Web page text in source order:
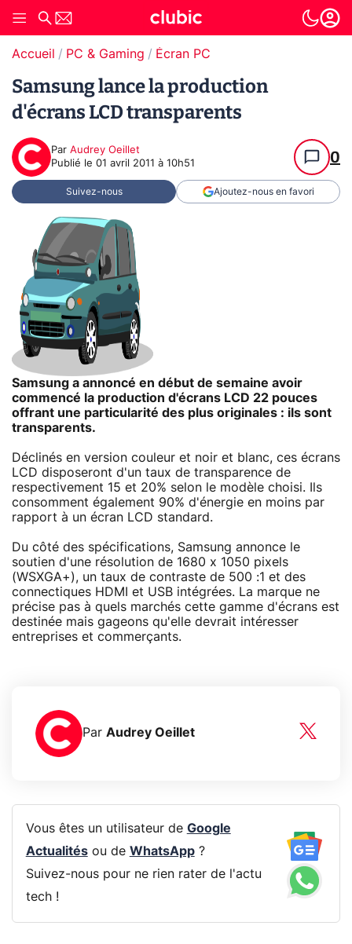
Accueil PC & Gaming Écran PC
Samsung lance la production
d'écrans LCD transparents
Par Audrey Oeillet
Publié le 01 avril 2011 à 10h51 0
Suivez-nous Ajoutez-nous en favori
Samsung a annoncé en début de semaine avoir
commencé la production d'écrans LCD 22 pouces
offrant une particularité des plus originales : ils sont
transparents.
Déclinés en version couleur et noir et blanc, ces écrans
LCD disposeront d'un taux de transparence de
respectivement 15 et 20% selon le modèle choisi. Ils
consomment également 90% d'énergie en moins par
rapport à un écran LCD standard.
Du côté des spécifications, Samsung annonce le
soutien d'une résolution de 1680 x 1050 pixels
(WSXGA+), un taux de contraste de 500 :1 et des
connectiques HDMI et USB intégrées. La marque ne
précise pas à quels marchés cette gamme d'écrans est
destinée mais gageons qu'elle devrait intéresser
entreprises et commerçants.
Par Audrey Oeillet
Vous êtes un utilisateur de Google
Actualitésou de WhatsApp?
Suivez-nous pour ne rien rater de l'actu
tech !